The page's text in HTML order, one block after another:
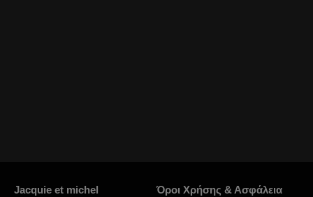
Jacquie et michel Όροι Χρήσης & Ασφάλεια